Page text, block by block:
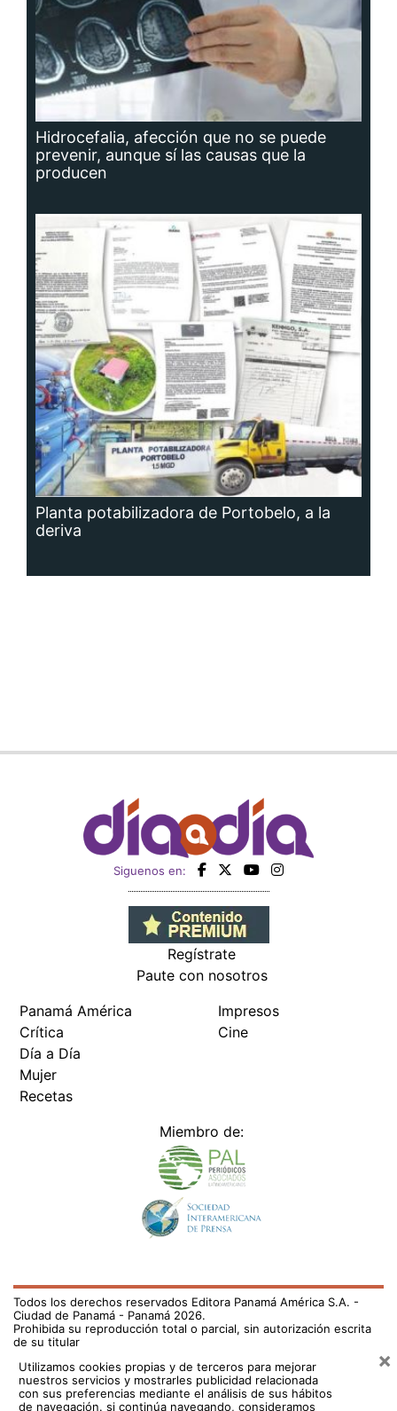
Hidrocefalia, afección que no se puede
prevenir, aunque sí las causas que la
producen
Planta potabilizadora de Portobelo, a la
deriva
Siguenos en:
Regístrate
Paute con nosotros
Panamá América
Crítica
Día a Día
Mujer
Recetas
Impresos
Cine
Miembro de:
Todos los derechos reservados Editora Panamá América S.A. -
Ciudad de Panamá - Panamá 2026.
Prohibida su reproducción total o parcial, sin autorización escrita
de su titular
Utilizamos cookies propias y de terceros para mejorar
nuestros servicios y mostrarles publicidad relacionada
con sus preferencias mediante el análisis de sus hábitos
de navegación. si continúa navegando, consideramos
×